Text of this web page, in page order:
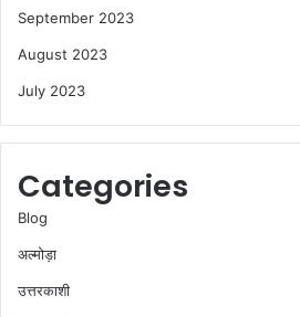
September 2023
August 2023
July 2023
Categories
Blog
अल्मोड़ा
उत्तरकाशी